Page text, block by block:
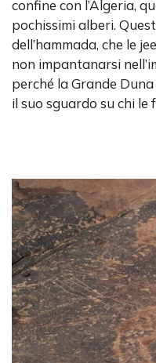
confine con l’Algeria,
pochissimi alberi.
dell’hammada, che le
non impantanarsi
perché la Grande
il suo sguardo su chi le